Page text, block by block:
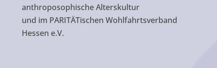
anthroposophische Alterskultur
und im PARITÄTischen Wohlfahrtsverband
Hessen e.V.